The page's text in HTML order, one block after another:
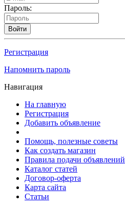
Пароль:
Войти
Регистрация
Напомнить пароль
Навигация
На главную
Регистрация
Добавить объявление
Помощь, полезные советы
Как создать магазин
Правила подачи объявлений
Каталог статей
Договор-оферта
Карта сайта
Статьи